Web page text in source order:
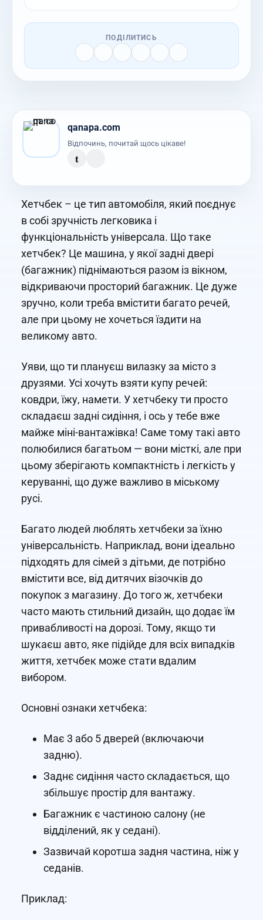
ПОДІЛИТИСЬ
qanapa.com
Відпочинь, почитай щось цікаве!
t
Хетчбек – це тип автомобіля, який поєднує
в собі зручність легковика і
функціональність універсала. Що таке
хетчбек? Це машина, у якої задні двері
(багажник) піднімаються разом із вікном,
відкриваючи просторий багажник. Це дуже
зручно, коли треба вмістити багато речей,
але при цьому не хочеться їздити на
великому авто.
Уяви, що ти плануєш вилазку за місто з
друзями. Усі хочуть взяти купу речей:
ковдри, їжу, намети. У хетчбеку ти просто
складаєш задні сидіння, і ось у тебе вже
майже міні-вантажівка! Саме тому такі авто
полюбилися багатьом — вони місткі, але при
цьому зберігають компактність і легкість у
керуванні, що дуже важливо в міському
русі.
Багато людей люблять хетчбеки за їхню
універсальність. Наприклад, вони ідеально
підходять для сімей з дітьми, де потрібно
вмістити все, від дитячих візочків до
покупок з магазину. До того ж, хетчбеки
часто мають стильний дизайн, що додає їм
привабливості на дорозі. Тому, якщо ти
шукаєш авто, яке підійде для всіх випадків
життя, хетчбек може стати вдалим
вибором.
Основні ознаки хетчбека:
Має 3 або 5 дверей (включаючи
задню).
Заднє сидіння часто складається, що
збільшує простір для вантажу.
Багажник є частиною салону (не
відділений, як у седані).
Зазвичай коротша задня частина, ніж у
седанів.
Приклад: